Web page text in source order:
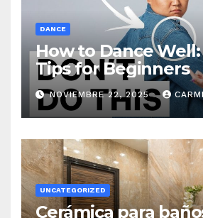
DANCE
How to Dance Well:
Tips for Beginners
NOVIEMBRE 22, 2025
UNCATEGORIZED
Cerámica para